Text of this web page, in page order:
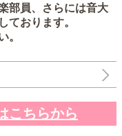
部員、さらには音大
ております。
。
こちらから